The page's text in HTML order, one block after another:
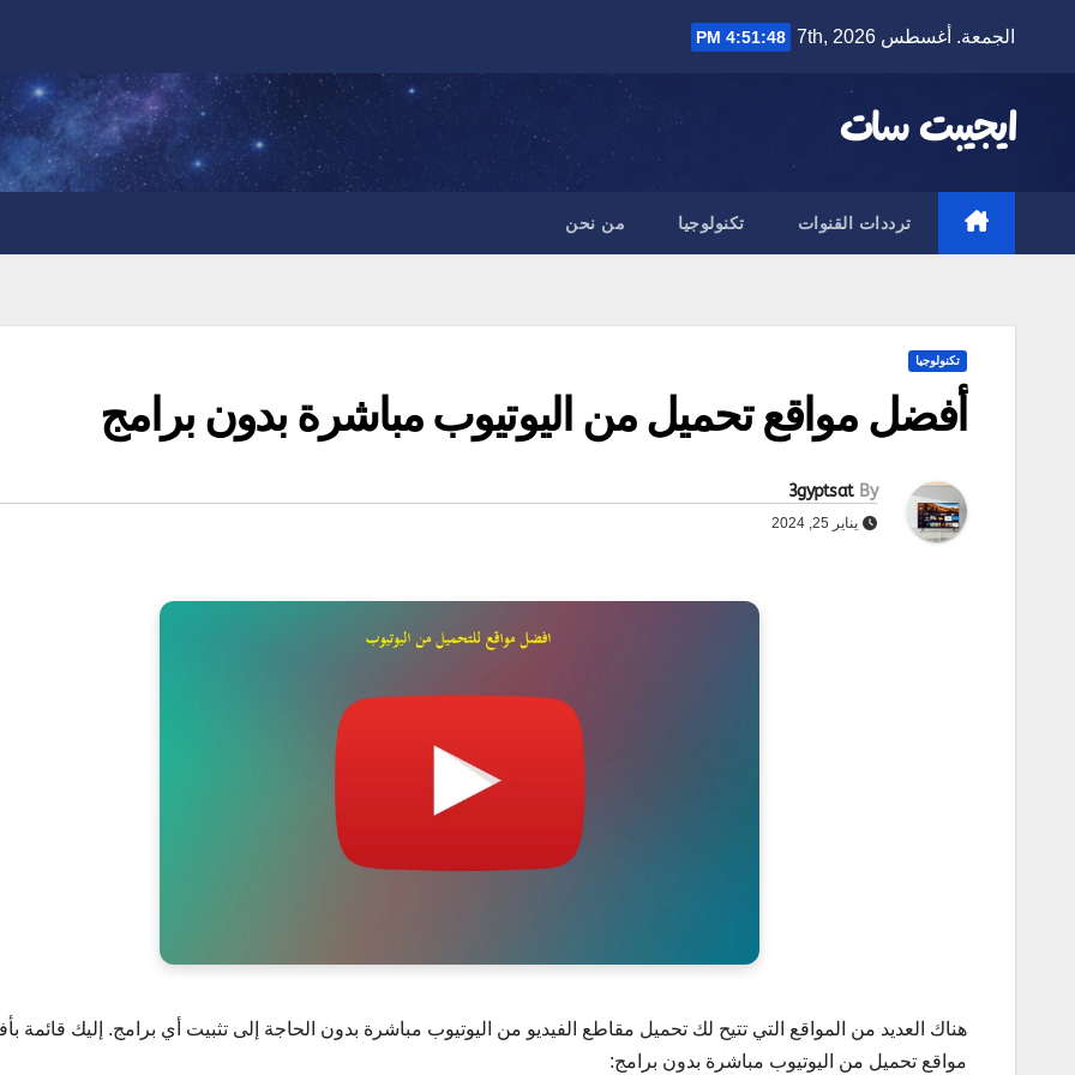
الجمعة. أغسطس 7th, 2026 4:51:48 PM
ايجيبت سات
ترددات القنوات تكنولوجيا من نحن
تكنولوجيا
أفضل مواقع تحميل من اليوتيوب مباشرة بدون برامج
By
3gyptsat
يناير 25, 2024
هناك العديد من المواقع التي تتيح لك تحميل مقاطع الفيديو من اليوتيوب مباشرة بدون الحاجة إلى تثبيت أي برامج. إليك قائمة
مواقع تحميل من اليوتيوب مباشرة بدون برامج: